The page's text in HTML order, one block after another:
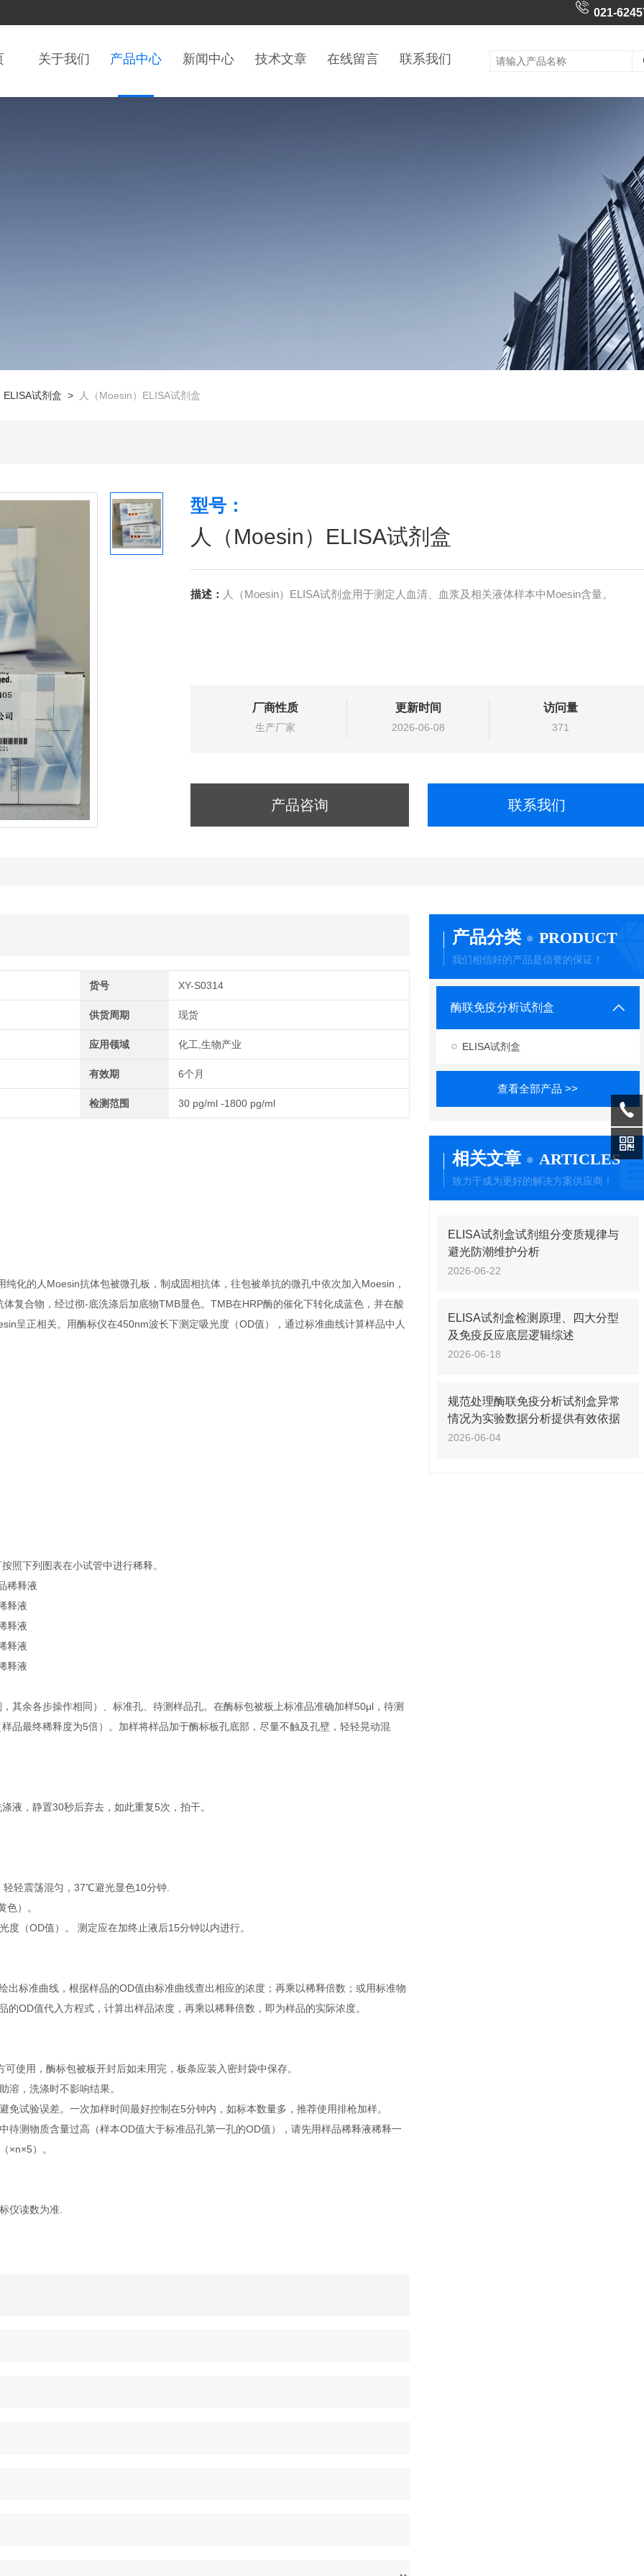
021-
关于我们 产品中心 新闻中心 技术文章 在线留言 联系我们
ELISA试剂盒 > 人（Moesin）ELISA试剂盒
型号：
人（Moesin）ELISA试剂盒
描述： 人（Moesin）ELISA试剂盒用于测定人血清、血浆及相关液体样本中Moesin含量。
厂商性质
生产厂家
更新时间
2026-06-08
访问量
371
产品咨询 联系我们
货号 XY-S0314
供货周期 现货
应用领域 化工,生物产业
有效期 6个月
检测范围 30 pg/ml -1800 pg/ml
化的人Moesin抗体包被微孔板，制成固相抗体，往包被单抗的微孔中依次加入Moesin，
复合物，经过彻-底洗涤后加底物TMB显色。TMB在HRP酶的催化下转化成蓝色，并在酸
呈正相关。用酶标仪在450nm波长下测定吸光度（OD值），通过标准曲线计算样品中人
照下列图表在小试管中进行稀释。
稀释液
释液
释液
释液
释液
其余各步操作相同）、标准孔、待测样品孔。在酶标包被板上标准品准确加样50μl，待测
品最终稀释度为5倍）。加样将样品加于酶标板孔底部，尽量不触及孔壁，轻轻晃动混
液，静置30秒后弃去，如此重复5次，拍干。
轻震荡混匀，37℃避光显色10分钟.
）。
（OD值）。 测定应在加终止液后15分钟以内进行。
出标准曲线，根据样品的OD值由标准曲线查出相应的浓度；再乘以稀释倍数；或用标准物
OD值代入方程式，计算出样品浓度，再乘以稀释倍数，即为样品的实际浓度。
使用，酶标包被板开封后如未用完，板条应装入密封袋中保存。
溶，洗涤时不影响结果。
试验误差。一次加样时间最好控制在5分钟内，如标本数量多，推荐使用排枪加样。
待测物质含量过高（样本OD值大于标准品孔第一孔的OD值），请先用样品稀释液稀释一
×n×5）。
仪读数为准.
产品分类 PRODUCT
我们相信好的产品是信誉的保证！
酶联免疫分析试剂盒
ELISA试剂盒
查看全部产品 >>
相关文章 ARTICLES
致力于成为更好的解决方案供应商！
ELISA试剂盒试剂组分变质规律与
避光防潮维护分析
2026-06-22
ELISA试剂盒检测原理、四大分型
及免疫反应底层逻辑综述
2026-06-18
规范处理酶联免疫分析试剂盒异常
情况为实验数据分析提供有效依据
2026-06-04